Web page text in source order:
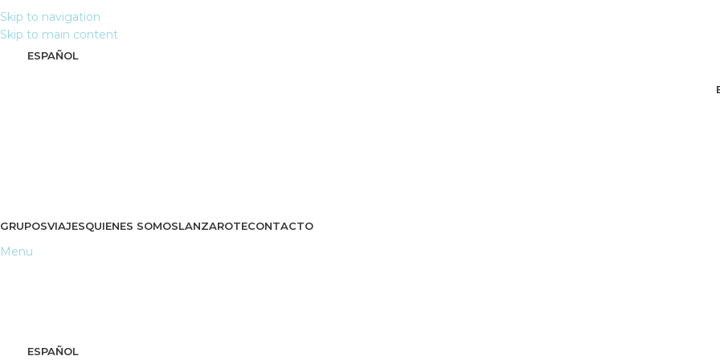
Skip to navigation
Skip to main content
ESPAÑOL
GRUPOSVIAJESQUIENES SOMOSLANZAROTECONTACTO
Menu
ESPAÑOL